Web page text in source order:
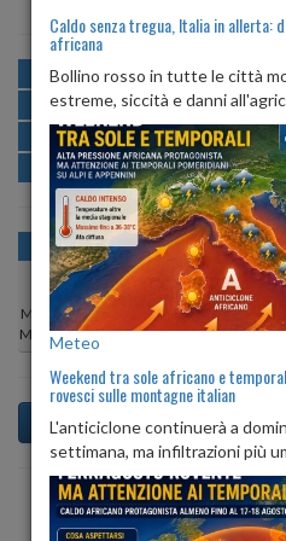
MATTINA min:
POMERIGGIO min:
SERA min:
NOTTE min:
OGGI
Min:
21°C
Max:29°C
SAB 08
Min:
21°C
Max:28°C
DOM 09
Min:21°C
Max:27°C
LUN
Min:
Max:
Previsioni del Tempo a Altino
Caldo senza tregua, Italia in allerta:
africana
Bollino rosso in tutte le città
estreme, siccità e danni
Meteo
Weekend tra sole africano e
rovesci sulle montagne italian
L'anticiclone continuerà a
settimana, ma infiltrazioni più